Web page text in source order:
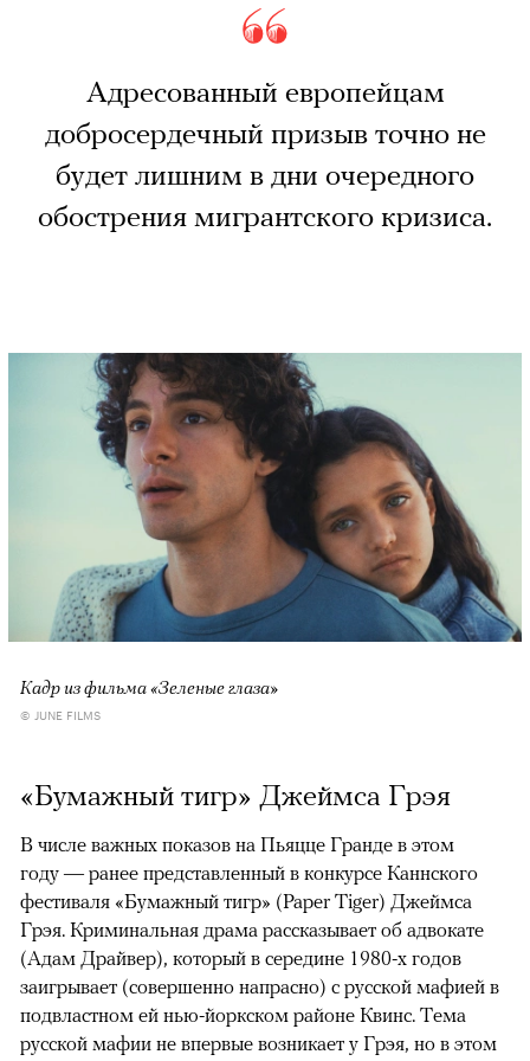
Адресованный европейцам
добросердечный призыв точно не
будет лишним в дни очередного
обострения мигрантского кризиса.
Кадр из фильма «Зеленые глаза»
© JUNE FILMS
«Бумажный тигр» Джеймса Грэя
В числе важных показов на Пьяцце Гранде в этом
году — ранее представленный в конкурсе Каннского
фестиваля «Бумажный тигр» (Paper Tiger) Джеймса
Грэя. Криминальная драма рассказывает об адвокате
(Адам Драйвер), который в середине 1980-х годов
заигрывает (совершенно напрасно) с русской мафией в
подвластном ей нью-йоркском районе Квинс. Тема
русской мафии не впервые возникает у Грэя, но в этом